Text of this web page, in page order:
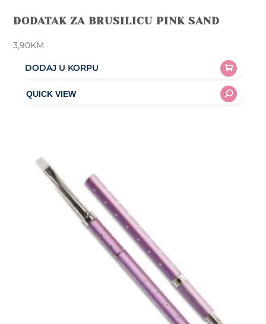
DODATAK ZA BRUSILICU PINK SAND
3,90KM
DODAJ U KORPU